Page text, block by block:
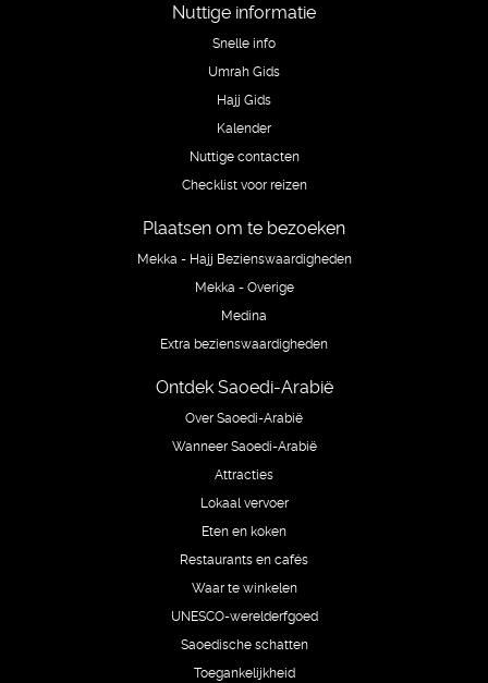
Nuttige informatie
Snelle info
Umrah Gids
Hajj Gids
Kalender
Nuttige contacten
Checklist voor reizen
Plaatsen om te bezoeken
Mekka - Hajj Bezienswaardigheden
Mekka - Overige
Medina
Extra bezienswaardigheden
Ontdek Saoedi-Arabië
Over Saoedi-Arabië
Wanneer Saoedi-Arabië
Attracties
Lokaal vervoer
Eten en koken
Restaurants en cafés
Waar te winkelen
UNESCO-werelderfgoed
Saoedische schatten
Toegankelijkheid